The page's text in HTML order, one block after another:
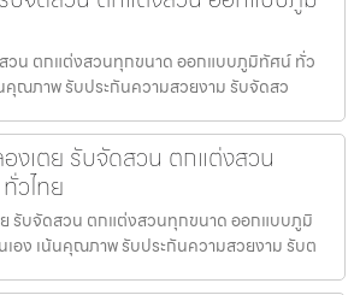
วน ตกแต่งสวนทุกขนาด ออกแบบภูมิทัศน์ ทั่ว
คุณภาพ รับประกันความสวยงาม รับจัดสว
งเตย รับจัดสวน ตกแต่งสวน
วไทย
รับจัดสวน ตกแต่งสวนทุกขนาด ออกแบบภูมิ
เอง เน้นคุณภาพ รับประกันความสวยงาม รับต